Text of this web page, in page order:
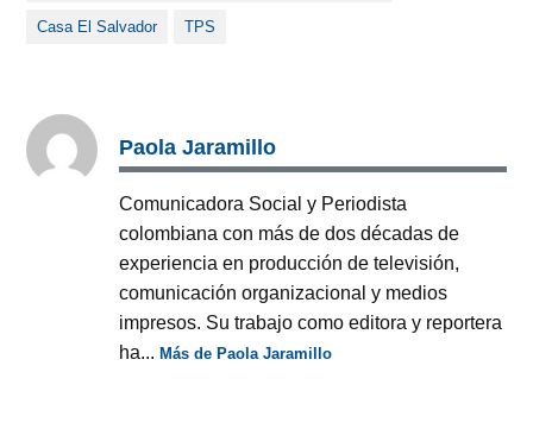
Casa El Salvador TPS
Paola Jaramillo
Comunicadora Social y Periodista
colombiana con más de dos décadas de
experiencia en producción de televisión,
comunicación organizacional y medios
impresos. Su trabajo como editora y reportera
ha...Más de Paola Jaramillo